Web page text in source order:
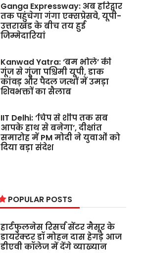
Ganga Expressway: अब हरिद्वार
तक पहुंचेगा गंगा एक्सप्रेसवे, यूपी-
उत्तराखंड के बीच तय हुई
जिम्मेदारियां
Kanwad Yatra: ‘बम भोले’ की
गूंज से गूंजा पश्चिमी यूपी, डाक
कांवड़ और पैदल जत्थों में उमड़ा
शिवभक्तों का सैलाब
IIT Delhi: ‘चिप से शीप तक सब
आपके हाथ से बनेगा’, दीक्षांत
समारोह में PM मोदी ने युवाओं को
दिया बड़ा संदेश
POPULAR POSTS
हार्टफुलनेस रिसर्च सेंटर मैसूर के
डायरेक्टर डॉ मोहन दास हेगड़े आज
डीएवी कॉलेज में देंगे व्याख्यान